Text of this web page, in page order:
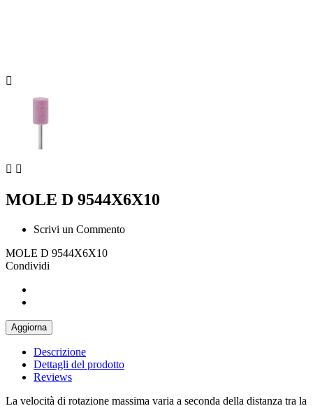

 
MOLE D 9544X6X10
Scrivi un Commento
MOLE D 9544X6X10
Condividi
Descrizione
Dettagli del prodotto
Reviews
La velocità di rotazione massima varia a seconda della distanza tra la